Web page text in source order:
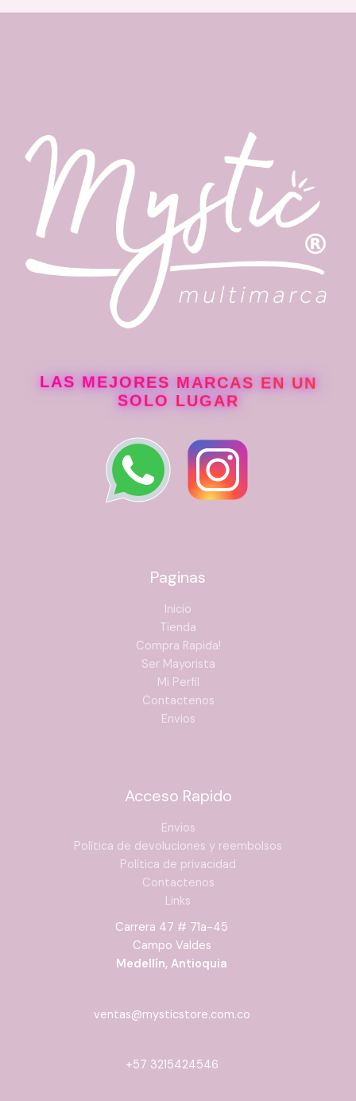
Acondicionador Regenerador Intenso Leche Pal Pelo
LAS MEJORES MARCAS EN UN
SOLO LUGAR
Paginas
Inicio
Tienda
Compra Rapida!
Ser Mayorista
Mi Perfil
Contactenos
Envios
Acceso Rapido
Envios
Política de devoluciones y reembolsos
Política de privacidad
Contactenos
Links
Carrera 47 # 71a-45
Campo Valdes
Medellín, Antioquia
ventas@mysticstore.com.co
+57 3215424546